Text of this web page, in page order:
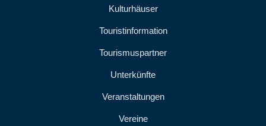
Kulturhäuser
Touristinformation
Tourismuspartner
Unterkünfte
Veranstaltungen
Vereine